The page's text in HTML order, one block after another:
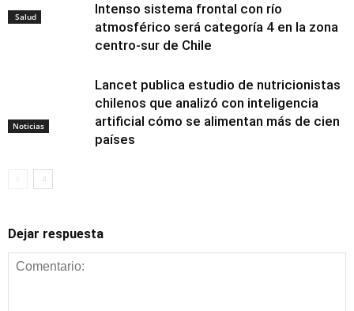
Salud
Noticias
Intenso sistema frontal con río
atmosférico será categoría 4 en la zona
centro-sur de Chile
Alimentación y
nutrición
Lancet publica estudio de nutricionistas
chilenos que analizó con inteligencia
artificial cómo se alimentan más de cien
países
Dejar respuesta